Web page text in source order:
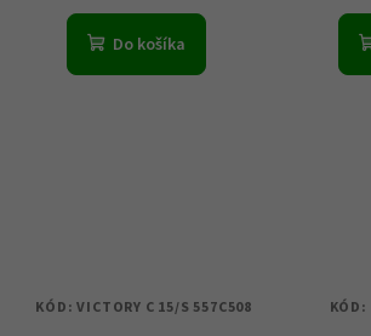
Do košíka
KÓD:VICTORY C 15/S 557C508 KÓD: